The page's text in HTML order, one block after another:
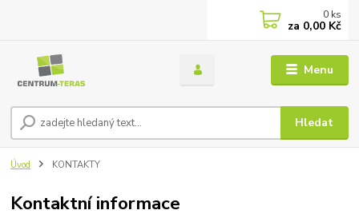
Menu
Hledat
0 ks
za 0,00 Kč
Úvod KONTAKTY
Kontaktní informace